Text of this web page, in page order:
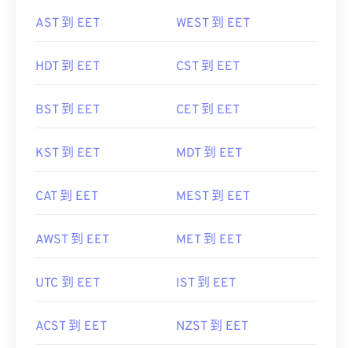
AST 到 EET WEST 到 EET
HDT 到 EET CST 到 EET
BST 到 EET CET 到 EET
KST 到 EET MDT 到 EET
CAT 到 EET MEST 到 EET
AWST 到 EET MET 到 EET
UTC 到 EET IST 到 EET
ACST 到 EET NZST 到 EET